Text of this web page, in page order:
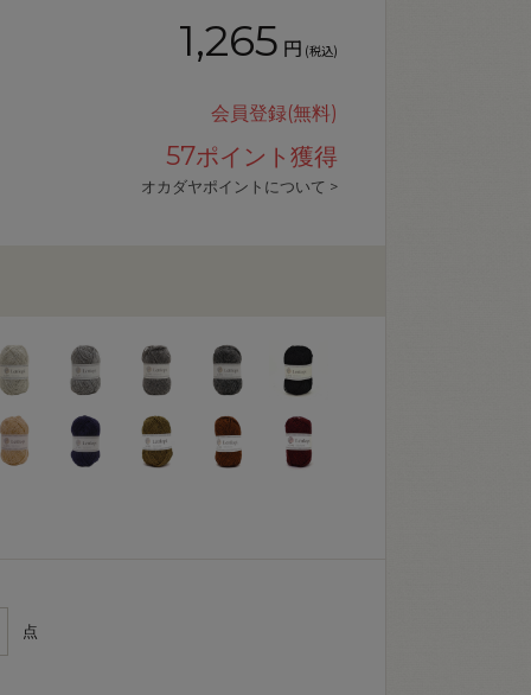
1,265 円 (税込)
会員登録(無料)
57ポイント獲得
オカダヤポイントについて >
点